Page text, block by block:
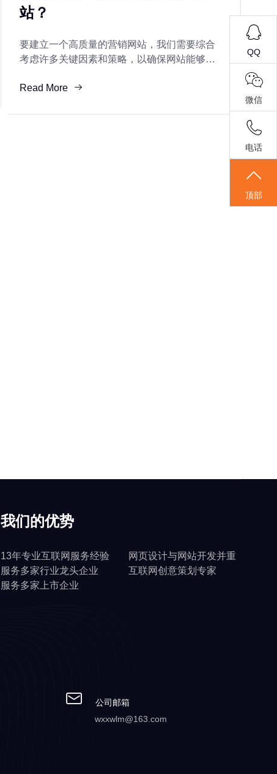
站？
要建立一个高质量的营销网站，我们需要综合
考虑许多关键因素和策略，以确保网站能够有
键因素和策略：明确目标和受众确定核心目
Read More
我们的优势
13年专业互联网服务经验
网页设计与网站开发并重
服务多家行业龙头企业
互联网创意策划专家
服务多家上市企业
公司邮箱
wxxwlm@163.com
QQ
微信
电话
顶部